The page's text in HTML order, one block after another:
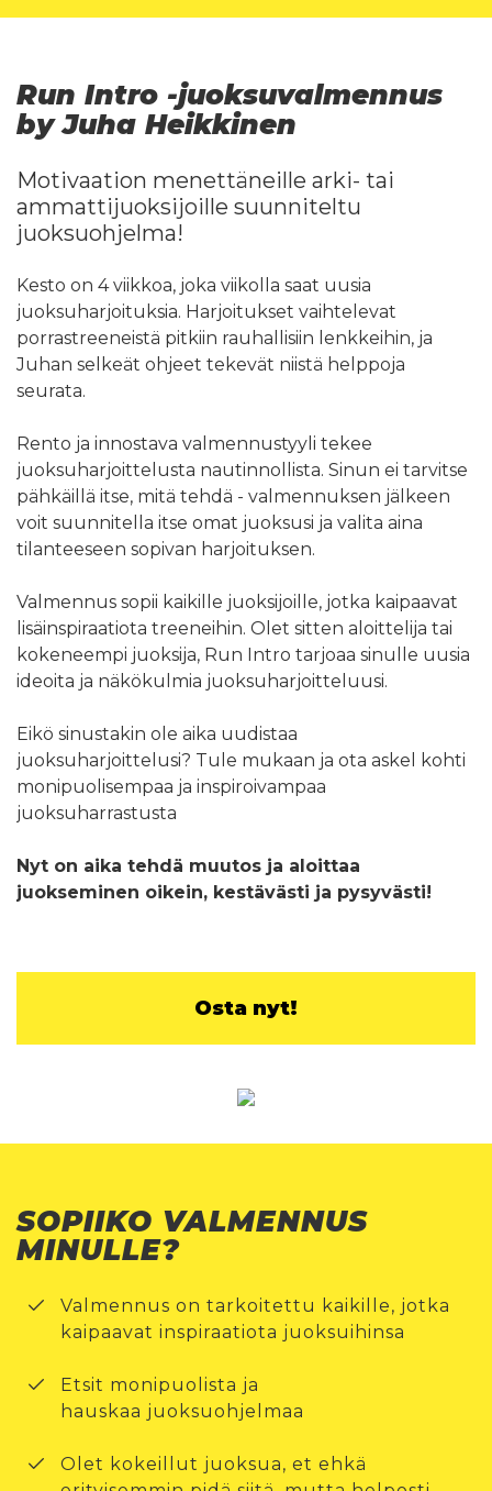
Run Intro -juoksuvalmennus
by Juha Heikkinen
Motivaation menettäneille arki- tai
ammattijuoksijoille suunniteltu
juoksuohjelma!
Kesto on 4 viikkoa, joka viikolla saat uusia
juoksuharjoituksia. Harjoitukset vaihtelevat
porrastreeneistä pitkiin rauhallisiin lenkkeihin, ja
Juhan selkeät ohjeet tekevät niistä helppoja
seurata.
Rento ja innostava valmennustyyli tekee
juoksuharjoittelusta nautinnollista. Sinun ei tarvitse
pähkäillä itse, mitä tehdä - valmennuksen jälkeen
voit suunnitella itse omat juoksusi ja valita aina
tilanteeseen sopivan harjoituksen.
Valmennus sopii kaikille juoksijoille, jotka kaipaavat
lisäinspiraatiota treeneihin. Olet sitten aloittelija tai
kokeneempi juoksija, Run Intro tarjoaa sinulle uusia
ideoita ja näkökulmia juoksuharjoitteluusi.
Eikö sinustakin ole aika uudistaa
juoksuharjoittelusi? Tule mukaan ja ota askel kohti
monipuolisempaa ja inspiroivampaa
juoksuharrastusta
Nyt on aika tehdä muutos ja aloittaa
juokseminen oikein, kestävästi ja pysyvästi!
Osta nyt!
SOPIIKO VALMENNUS
MINULLE?
Valmennus on tarkoitettu kaikille, jotka
kaipaavat inspiraatiota juoksuihinsa
Etsit monipuolista ja
hauskaa juoksuohjelmaa
Olet kokeillut juoksua, et ehkä